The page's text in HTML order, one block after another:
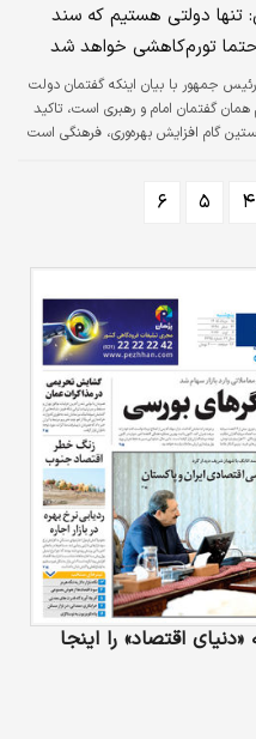
تنها دولتی هستیم که سند
تورم‌کاهشی خواهد شد
رئیس جمهور با بیان اینکه گفتمان دولت
گفتمان امام و رهبری است، تاکید
گام افزایش بهره‌وری، فرهنگی است
۴ ۵ ۶
اقتصاد» را اینجا